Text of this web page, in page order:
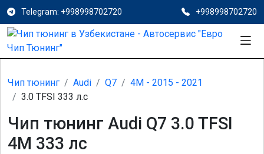
Telegram: +998998702720 +998998702720
Чип тюнинг Audi Q7
4M - 2015 - 2021
3.0 TFSI 333 л.с
Чип тюнинг Audi Q7 3.0 TFSI
4M 333 лс